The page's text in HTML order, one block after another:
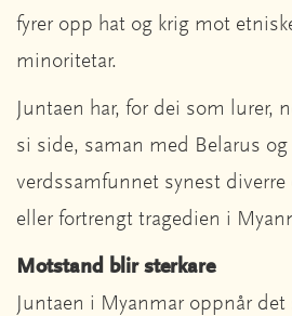
fyrer opp hat og krig mot
minoritetar.
Juntaen har, for dei som lurer,
si side, saman med Belarus
verdssamfunnet synest diverre
eller fortrengt tragedien i
Motstand blir sterkare
Juntaen i Myanmar oppnår